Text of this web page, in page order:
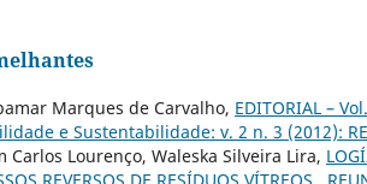
Marques de Carvalho, EDITORIAL –
e Sustentabilidade: v. 2 n. 3 (2012):
Carlos Lourenço, Waleska Silveira Lira,